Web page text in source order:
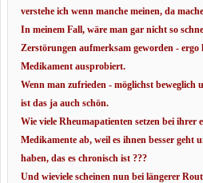
verstehe ich wenn manche meinen, da
In meinem Fall, wäre man gar nicht so
Zerstörungen aufmerksam geworden -
Medikament ausprobiert.
Wenn man zufrieden - möglichst beweglich
ist das ja auch schön.
Wie viele Rheumapatienten setzen bei ihrer
Medikamente ab, weil es ihnen besser geht
haben, das es chronisch ist ???
Und wieviele scheinen nun bei längerer